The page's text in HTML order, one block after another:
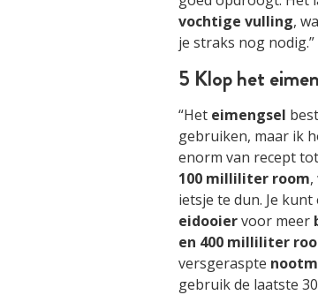
vochtige vulling,
je straks nog nodig.”
5 Klop het
“Het eimengsel
gebruiken, maar ik
enorm van recept
100 milliliter room
ietsje te dun. Je
eidooiervoor meer
en 400 milliliter
versgeraspte
gebruik de laatste